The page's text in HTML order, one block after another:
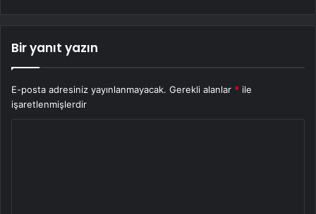
Bir yanıt yazın
E-posta adresiniz yayınlanmayacak. Gerekli alanlar * ile
işaretlenmişlerdir